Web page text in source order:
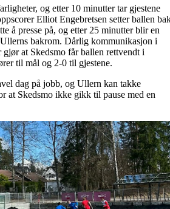
og etter 10 minutter tar gjestene
Elliot Engebretsen setter ballen
å presse på, og etter 25 minutter blir en
bakrom. Dårlig kommunikasjon i
at Skedsmo får ballen rettvendt i
til mål og 2-0 til gjestene.
dag på jobb, og Ullern kan takke
at Skedsmo ikke gikk til pause med en